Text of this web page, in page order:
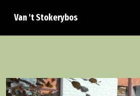
Van 't Stokerybos